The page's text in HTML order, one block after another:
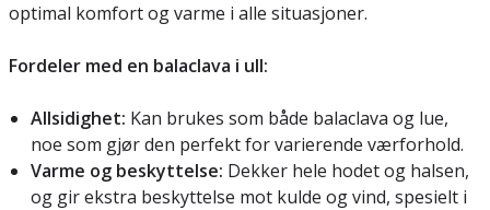
optimal komfort og varme i alle situasjoner.
Fordeler med en balaclava i ull:
Allsidighet: Kan brukes som både balaclava og lue,
noe som gjør den perfekt for varierende værforhold.
Varme og beskyttelse: Dekker hele hodet og halsen,
og gir ekstra beskyttelse mot kulde og vind, spesielt i